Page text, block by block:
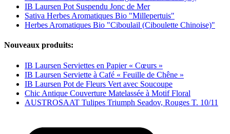
IB Laursen Pot Suspendu Jonc de Mer
Sativa Herbes Aromatiques Bio "Millepertuis"
Herbes Aromatiques Bio "Ciboulail (Ciboulette Chinoise)"
Nouveaux produits:
IB Laursen Serviettes en Papier « Cœurs »
IB Laursen Serviette à Café « Feuille de Chêne »
IB Laursen Pot de Fleurs Vert avec Soucoupe
Chic Antique Couverture Matelassée à Motif Floral
AUSTROSAAT Tulipes Triumph Seadov, Rouges T. 10/11